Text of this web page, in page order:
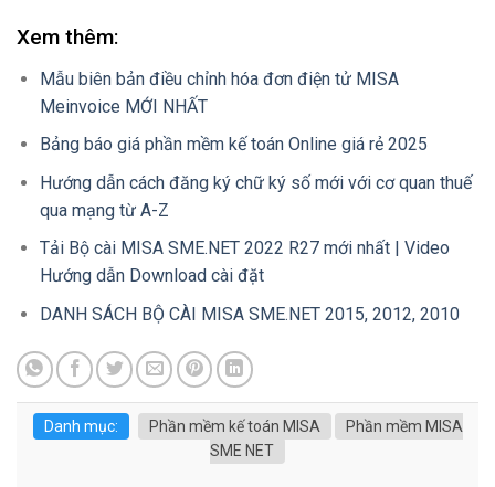
Xem thêm:
Mẫu biên bản điều chỉnh hóa đơn điện tử MISA
Meinvoice MỚI NHẤT
Bảng báo giá phần mềm kế toán Online giá rẻ 2025
Hướng dẫn cách đăng ký chữ ký số mới với cơ quan thuế
qua mạng từ A-Z
Tải Bộ cài MISA SME.NET 2022 R27 mới nhất | Video
Hướng dẫn Download cài đặt
DANH SÁCH BỘ CÀI MISA SME.NET 2015, 2012, 2010
Danh mục: Phần mềm kế toán MISA
Phần mềm MISA
SME NET